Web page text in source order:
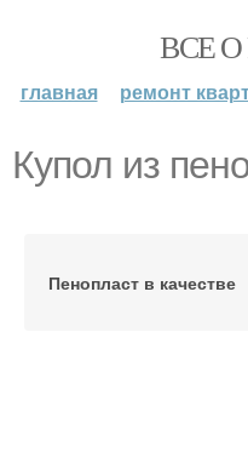
ВСЕ
главная ремонт
Купол из
Пенопласт в качестве